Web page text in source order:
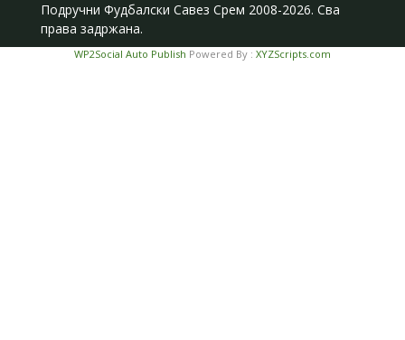
Подручни Фудбалски Савез Срем 2008-2026. Сва
права задржана.
WP2Social Auto Publish Powered By : XYZScripts.com